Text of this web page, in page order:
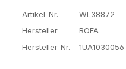
Artikel-Nr.
WL38872
Hersteller
BOFA
Hersteller-Nr.
1UA1030056